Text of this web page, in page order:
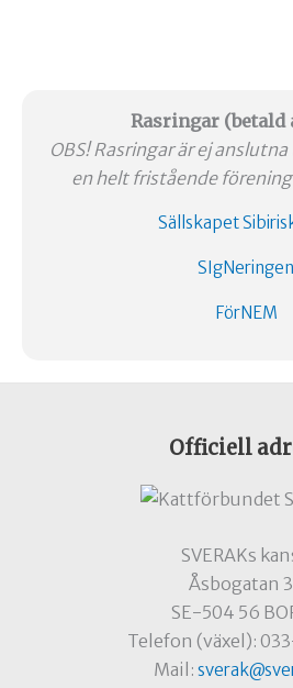
Rasringar (betald
OBS! Rasringar är ej anslutna
en helt fristående
Sällskapet
SIgNeringen
FörNEM
Officiell
SVERAKs
Åsbogatan
SE-504 56
Telefon (växel):
Mail: